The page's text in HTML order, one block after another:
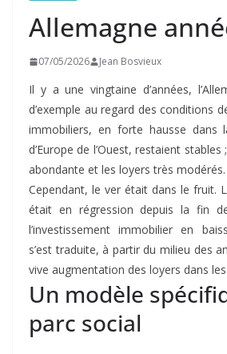
Allemagne
07/05/2026 Jean Bosvieux
Il y a une vingtaine d’années,
d’exemple au regard des conditions
immobiliers, en forte hausse dans
d’Europe de l’Ouest, restaient
abondante et les loyers très modérés.
Cependant, le ver était dans le fruit.
était en régression depuis la fin
l’investissement immobilier en
s’est traduite, à partir du milieu des
vive augmentation des loyers dans
Un modèle
parc social